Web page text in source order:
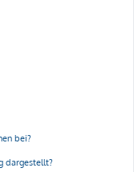
bei?
dargestellt?